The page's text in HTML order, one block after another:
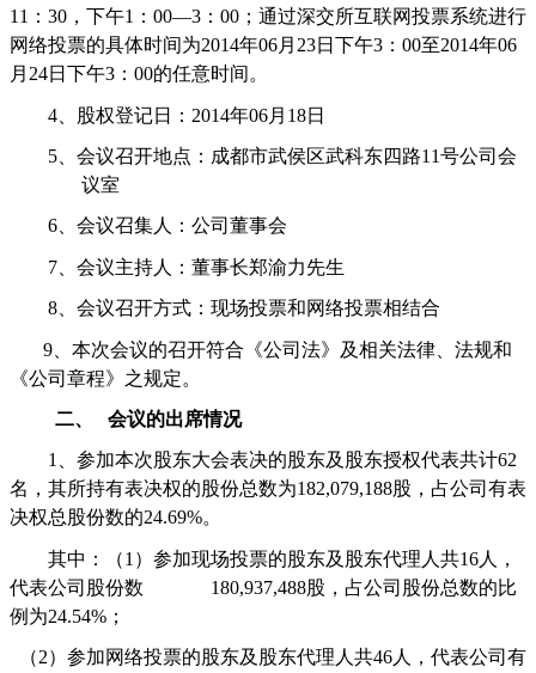
11 ： 30 ，下午1 ： 00—3 ： 00 ；通过深交所互联网投票系统进行
网络投票的具体时间为2014年06月 23日下午3 ： 00至2014年06
月 24日下午3 ： 00的任意时间。
4、 股权登记日： 2014年06月 18日
5、 会议召开地点：成都市武侯区武科东四路11号公司会
议室
6、 会议召集人：公司董事会
7、 会议主持人：董事长郑渝力先生
8、 会议召开方式：现场投票和网络投票相结合
9、 本次会议的召开符合《公司法》及相关法律、法规和
《公司章程》之规定。
二、 会议的出席情况
1 、参加本次股东大会表决的股东及股东授权代表共计62
名，其所持有表决权的股份总数为182,079,188股，占公司有表
决权总股份数的24.69%。
其中：（1 ）参加现场投票的股东及股东代理人共16人，
代表公司股份数 180,937,488股，占公司股份总数的比
例为24.54% ；
（2）参加网络投票的股东及股东代理人共46人，代表公司有